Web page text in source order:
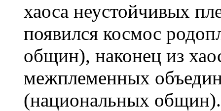
хаоса неустойчивых
появился космос
общин), наконец из
межплеменных
(национальных общин).